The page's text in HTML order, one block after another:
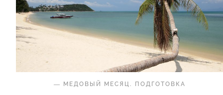
— МЕДОВЫЙ МЕСЯЦ . ПОДГОТОВКА